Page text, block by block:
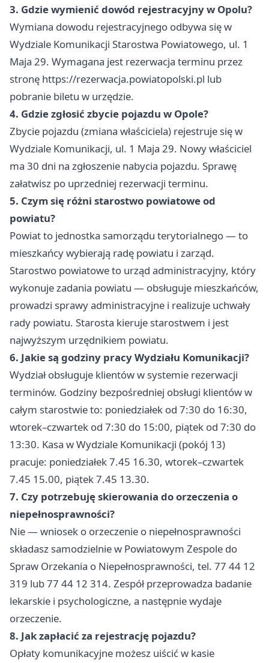
3. Gdzie wymienić dowód rejestracyjny w Opolu?
Wymiana dowodu rejestracyjnego odbywa się w
Wydziale Komunikacji Starostwa Powiatowego, ul. 1
Maja 29. Wymagana jest rezerwacja terminu przez
stronę https://rezerwacja.powiatopolski.pl lub
pobranie biletu w urzędzie.
4. Gdzie zgłosić zbycie pojazdu w Opole?
Zbycie pojazdu (zmiana właściciela) rejestruje się w
Wydziale Komunikacji, ul. 1 Maja 29. Nowy właściciel
ma 30 dni na zgłoszenie nabycia pojazdu. Sprawę
załatwisz po uprzedniej rezerwacji terminu.
5. Czym się różni starostwo powiatowe od
powiatu?
Powiat to jednostka samorządu terytorialnego — to
mieszkańcy wybierają radę powiatu i zarząd.
Starostwo powiatowe to urząd administracyjny, który
wykonuje zadania powiatu — obsługuje mieszkańców,
prowadzi sprawy administracyjne i realizuje uchwały
rady powiatu. Starosta kieruje starostwem i jest
najwyższym urzędnikiem powiatu.
6. Jakie są godziny pracy Wydziału Komunikacji?
Wydział obsługuje klientów w systemie rezerwacji
terminów. Godziny bezpośredniej obsługi klientów w
całym starostwie to: poniedziałek od 7:30 do 16:30,
wtorek–czwartek od 7:30 do 15:00, piątek od 7:30 do
13:30. Kasa w Wydziale Komunikacji (pokój 13)
pracuje: poniedziałek 7.45 16.30, wtorek–czwartek
7.45 15.00, piątek 7.45 13.30.
7. Czy potrzebuję skierowania do orzeczenia o
niepełnosprawności?
Nie — wniosek o orzeczenie o niepełnosprawności
składasz samodzielnie w Powiatowym Zespole do
Spraw Orzekania o Niepełnosprawności, tel. 77 44 12
319 lub 77 44 12 314. Zespół przeprowadza badanie
lekarskie i psychologiczne, a następnie wydaje
orzeczenie.
8. Jak zapłacić za rejestrację pojazdu?
Opłaty komunikacyjne możesz uiścić w kasie